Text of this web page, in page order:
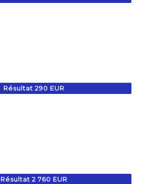
Résultat 290 EUR
Résultat 2 760 EUR